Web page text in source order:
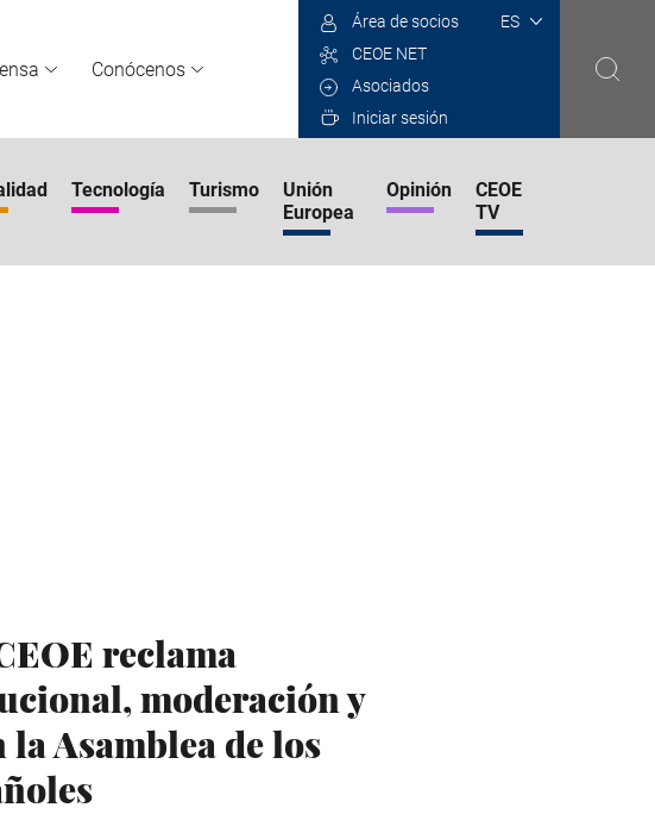
Conócenos
Select
Área de socios
CEOE NET
Asociados
Iniciar sesión
Tecnología Turismo
Unión
Europea
Opinión
CEOE
TV
reclama
moderación y
Asamblea de los